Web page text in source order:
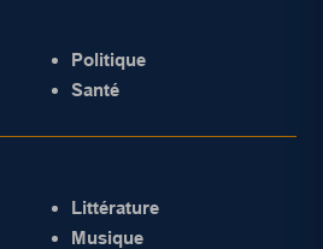
Politique
Santé
Littérature
Musique